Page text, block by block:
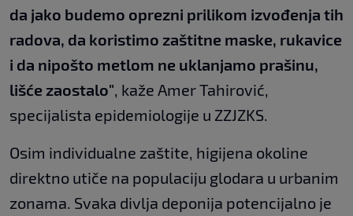
da jako budemo oprezni prilikom izvođenja tih
radova, da koristimo zaštitne maske, rukavice
i da nipošto metlom ne uklanjamo prašinu,
lišće zaostalo", kaže Amer Tahirović,
specijalista epidemiologije u ZZJZKS.
Osim individualne zaštite, higijena okoline
direktno utiče na populaciju glodara u urbanim
zonama. Svaka divlja deponija potencijalno je